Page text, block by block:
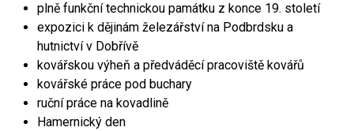
plně funkční technickou památku z konce 19. století
expozici k dějinám železářství na Podbrdsku a
hutnictví v Dobřívě
kovářskou výheň a předváděcí pracoviště kovářů
kovářské práce pod buchary
ruční práce na kovadlině
Hamernický den